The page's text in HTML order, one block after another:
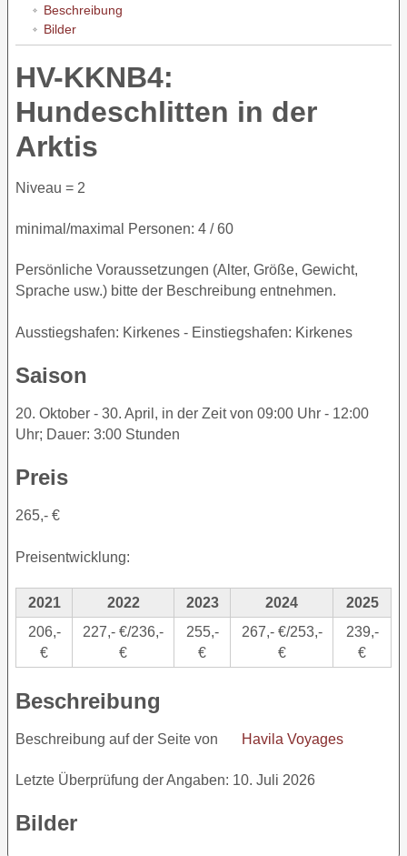
Beschreibung
Bilder
HV-KKNB4:
Hundeschlitten in der
Arktis
Niveau = 2
minimal/maximal Personen: 4 / 60
Persönliche Voraussetzungen (Alter, Größe, Gewicht,
Sprache usw.) bitte der Beschreibung entnehmen.
Ausstiegshafen: Kirkenes - Einstiegshafen: Kirkenes
Saison
20. Oktober - 30. April, in der Zeit von 09:00 Uhr - 12:00
Uhr; Dauer: 3:00 Stunden
Preis
265,- €
Preisentwicklung:
2021 2022 2023 2024
2025
206,-
€
227,- €/236,-
€
255,-
€
267,- €/253,-
€
239,-
€
Beschreibung
Beschreibung auf der Seite von Havila Voyages
Letzte Überprüfung der Angaben: 10. Juli 2026
Bilder